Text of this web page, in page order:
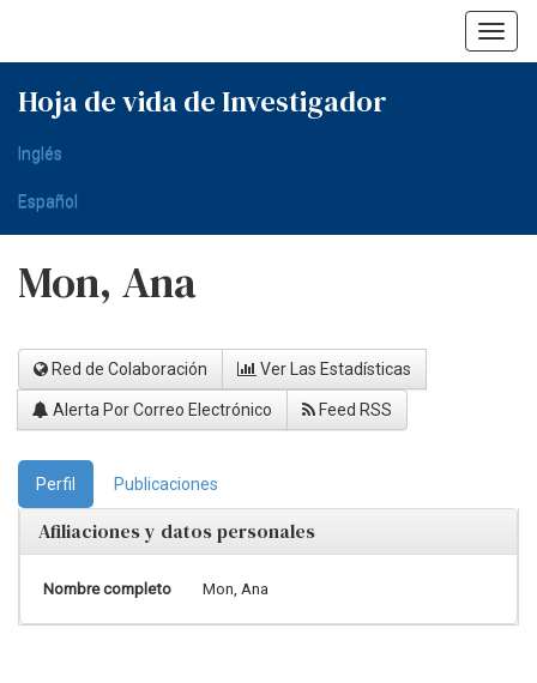
Hoja de vida de Investigador
Inglés
Español
Mon, Ana
Red de Colaboración Ver Las Estadísticas
Alerta Por Correo Electrónico Feed RSS
Perfil Publicaciones
Afiliaciones y datos personales
Nombre completo Mon, Ana